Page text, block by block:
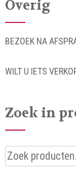
Overig
BEZOEK NA
WILT U IETS
Zoek in
Zoeken
naar: